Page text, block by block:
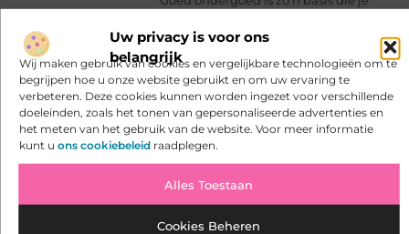
Uw privacy is voor ons
belangrijk
Wij maken gebruik van cookies en vergelijkbare technologieën om te
begrijpen hoe u onze website gebruikt en om uw ervaring te
verbeteren. Deze cookies kunnen worden ingezet voor verschillende
doeleinden, zoals het tonen van gepersonaliseerde advertenties en
het meten van het gebruik van de website. Voor meer informatie
kunt u ons cookiebeleidraadplegen.
Alles Toestaan
Cookies Beheren
knellende tailleband, pijpjes die
omhoog kruipen of stof die te warm
aanvoelt: het kan je dag behoorlijk
beïnvloeden. Of je nu